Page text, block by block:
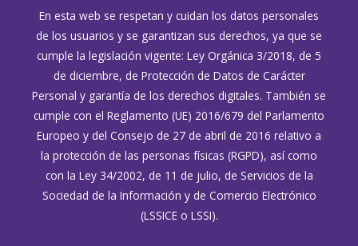
En esta web se respetan y cuidan los datos personales
de los usuarios y se garantizan sus derechos, ya que se
cumple la legislación vigente: Ley Orgánica 3/2018, de 5
de diciembre, de Protección de Datos de Carácter
Personal y garantía de los derechos digitales. También se
cumple con el Reglamento (UE) 2016/679 del Parlamento
Europeo y del Consejo de 27 de abril de 2016 relativo a
la protección de las personas físicas (RGPD), así como
con la Ley 34/2002, de 11 de julio, de Servicios de la
Sociedad de la Información y de Comercio Electrónico
(LSSICE o LSSI).